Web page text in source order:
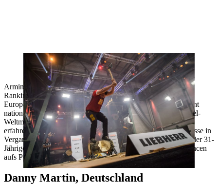
Top 1 im European Ranking: Armin Kugler will sein Potenzial bei der
Einzel-WM voll ausschöpfen.
Armin Kugler führt vor der Weltmeisterschaft das European
Ranking an und ist somit, zumindest auf dem Papier, der beste
Europäer, der in Göteborg an den Start geht. Mit insgesamt acht
nationalen Meisterschaften und sechs Teilnahmen an der Einzel-
Weltmeisterschaft zählt der Österreicher außerdem zu den
erfahrensten Athleten im Teilnehmerfeld und konnte seine Klasse in
Vergangenheit schon mehrfach unter Beweis stellen. Schöpft der 31-
Jährige in Göteborg sein volles Potential aus, darf er sich Chancen
aufs Podium ausrechnen.
Danny Martin, Deutschland